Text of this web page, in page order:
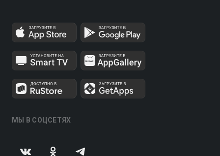
МЫ В СОЦСЕТЯХ